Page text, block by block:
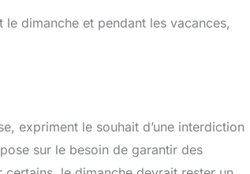
dimanche et pendant les vacances,
expriment le souhait d’une interdiction
sur le besoin de garantir des